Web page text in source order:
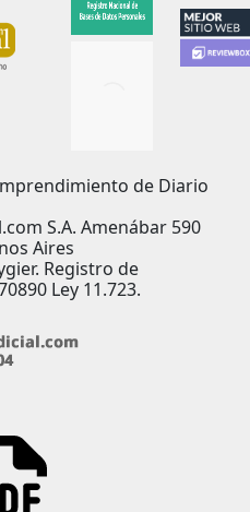
de Diario
S.A. Amenábar 590
Aires
Registro de
Ley 11.723.